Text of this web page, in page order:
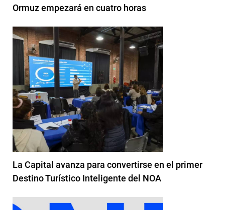
Ormuz empezará en cuatro horas
La Capital avanza para convertirse en el primer
Destino Turístico Inteligente del NOA